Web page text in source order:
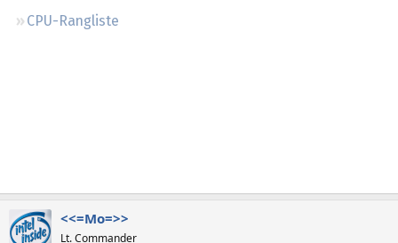
CPU-Rangliste
<<=Mo=>>
Lt. Commander